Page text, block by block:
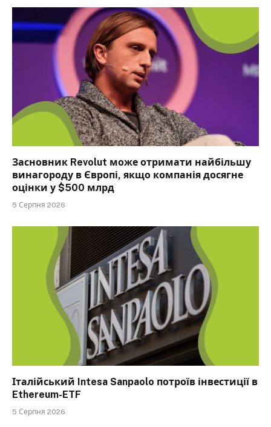
Засновник Revolut може отримати найбільшу
винагороду в Європі, якщо компанія досягне
оцінки у $500 млрд
5 Серпня 2026
Італійський Intesa Sanpaolo потроїв інвестиції в
Ethereum-ETF
5 Серпня 2026